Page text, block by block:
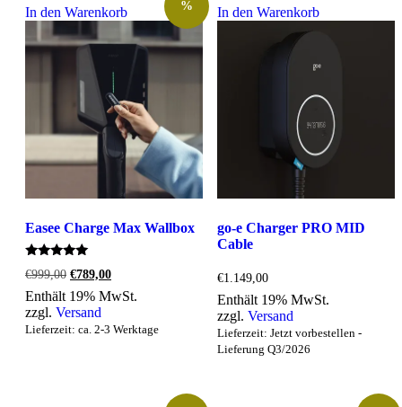
In den Warenkorb %
Easee Charge Max Wallbox
Bewertet
mit
5.00
von 5
€999,00 Ursprünglicher
Preis
war:
€999,00
€789,00Aktueller
Preis
ist:
Enthält 19% MwSt.
zzgl. Versand
Lieferzeit: ca. 2-3 Werktage
In den Warenkorb
go-e Charger PRO MID
Cable
€1.149,00
Enthält 19% MwSt.
zzgl.Versand
Lieferzeit: Jetzt vorbestellen -
Lieferung Q3/2026